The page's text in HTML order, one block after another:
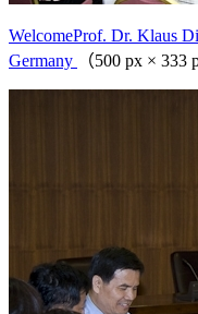
WelcomeProf. Dr. Klaus
Germany
（500 px × 333